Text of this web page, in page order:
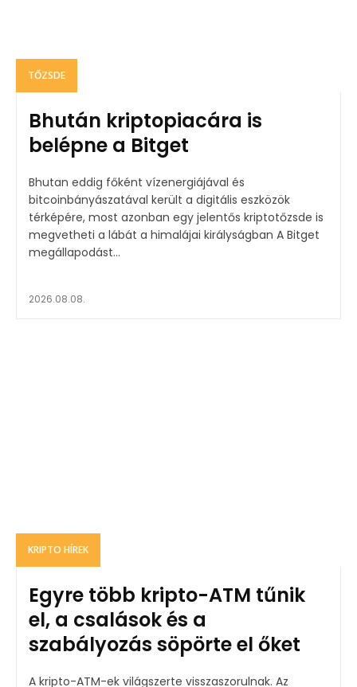
TŐZSDE
Bhután kriptopiacára is
belépne a Bitget
Bhutan eddig főként vízenergiájával és
bitcoinbányászatával került a digitális eszközök
térképére, most azonban egy jelentős kriptotőzsde is
megvetheti a lábát a himalájai királyságban A Bitget
megállapodást...
2026.08.08.
KRIPTO HÍREK
Egyre több kripto-ATM tűnik
el, a csalások és a
szabályozás söpörte el őket
A kripto-ATM-ek világszerte visszaszorulnak. Az